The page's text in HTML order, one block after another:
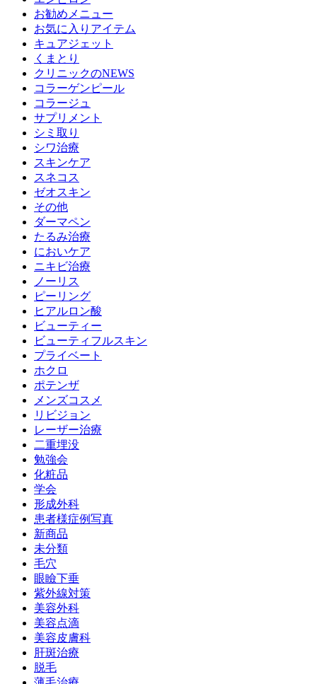
お勧めメニュー
お気に入りアイテム
キュアジェット
くまとり
クリニックのNEWS
コラーゲンピール
コラージュ
サプリメント
シミ取り
シワ治療
スキンケア
スネコス
ゼオスキン
その他
ダーマペン
たるみ治療
においケア
ニキビ治療
ノーリス
ピーリング
ヒアルロン酸
ビューティー
ビューティフルスキン
プライベート
ホクロ
ポテンザ
メンズコスメ
リビジョン
レーザー治療
二重埋没
勉強会
化粧品
学会
形成外科
患者様症例写真
新商品
未分類
毛穴
眼瞼下垂
紫外線対策
美容外科
美容点滴
美容皮膚科
肝斑治療
脱毛